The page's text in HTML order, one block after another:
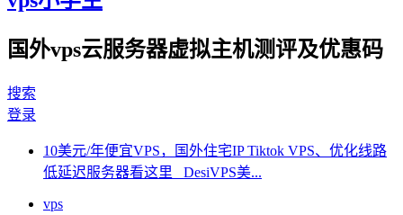
国外vps云服务器虚拟主机测评及优惠码
搜索
登录
10美元/年便宜VPS，国外住宅IP Tiktok VPS、优化线路
低延迟服务器看这里 DesiVPS美...
vps